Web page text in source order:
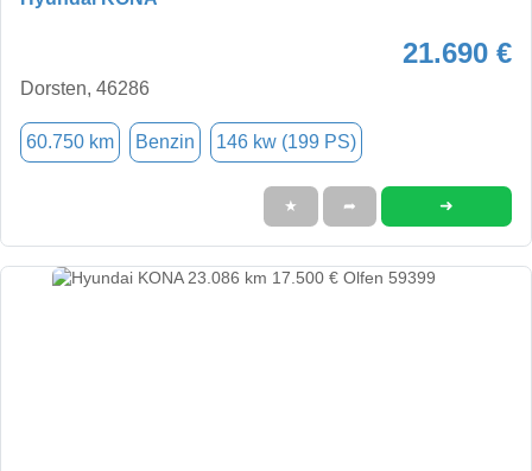
21.690 €
Dorsten, 46286
60.750 km Benzin 146 kw (199 PS)
★ ➦ ➜